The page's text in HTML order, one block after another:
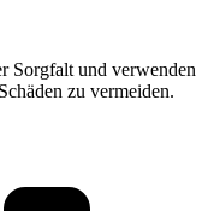
Sorgfalt und verwenden
zu vermeiden.